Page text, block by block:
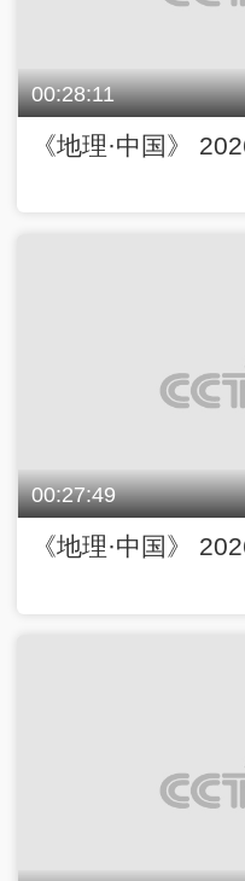
00:28:11
《地理·中国》
00:27:49
《地理·中国》